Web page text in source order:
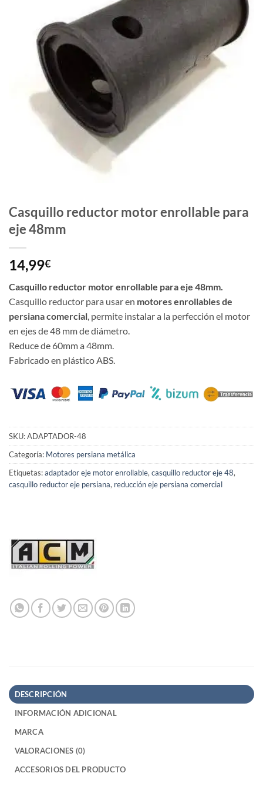
Casquillo reductor motor enrollable para
eje 48mm
14,99€
Casquillo reductor motor enrollable para eje 48mm.
Casquillo reductor para usar en motores enrollables de
persiana comercial, permite instalar a la perfección el motor
en ejes de 48 mm de diámetro.
Reduce de 60mm a 48mm.
Fabricado en plástico ABS.
SKU:ADAPTADOR-48
Categoría: Motores persiana metálica
Etiquetas:adaptador eje motor enrollable,casquillo reductor eje 48,
casquillo reductor eje persiana, reducción eje persiana comercial
DESCRIPCIÓN
INFORMACIÓN ADICIONAL
MARCA
VALORACIONES (0)
ACCESORIOS DEL PRODUCTO